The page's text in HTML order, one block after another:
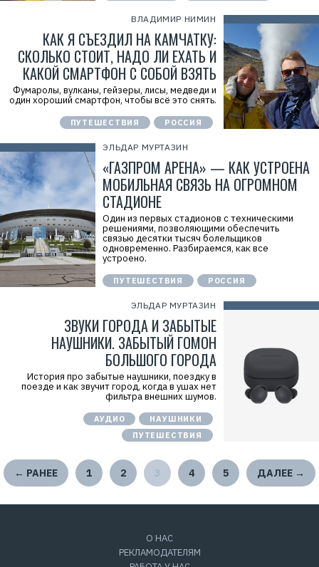
ВЛАДИМИР НИМИН
КАК Я СЪЕЗДИЛ НА КАМЧАТКУ:
СКОЛЬКО СТОИТ, НАДО ЛИ ЕХАТЬ И
КАКОЙ СМАРТФОН С СОБОЙ ВЗЯТЬ
Фумаролы, вулканы, гейзеры, лисы, медведи и
один хороший смартфон, чтобы всё это снять.
ПУТЕШЕСТВИЯ РОССИЯ
ЭЛЬДАР МУРТАЗИН
«ГАЗПРОМ АРЕНА» — КАК УСТРОЕНА
МОБИЛЬНАЯ СВЯЗЬ НА ОГРОМНОМ
СТАДИОНЕ
Один из первых стадионов с техническими
решениями, позволяющими обеспечить
связью десятки тысяч болельщиков
одновременно. Разбираемся, как все
устроено.
ПУТЕШЕСТВИЯ РОССИЯ
ЭЛЬДАР МУРТАЗИН
ЗВУКИ ГОРОДА И ЗАБЫТЫЕ
НАУШНИКИ. ЗАБЫТЫЙ ГОМОН
БОЛЬШОГО ГОРОДА
История про забытые наушники, поездку в
поезде и как звучит город, когда в ушах нет
фильтра внешних шумов.
АУДИО
НАУШНИКИ
ПУТЕШЕСТВИЯ
← РАНЕЕ 1 2 4 5 ДАЛЕЕ →
О НАС
РЕКЛАМОДАТЕЛЯМ